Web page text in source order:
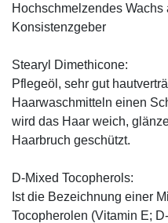
Hochschmelzendes
Konsistenzgeber
Stearyl Dimethicone:
Pflegeöl, sehr gut
Haarwaschmitteln einen
wird das Haar weich,
Haarbruch geschützt.
D-Mixed Tocopherols:
Ist die Bezeichnung einer
Tocopherolen (Vitamin E;